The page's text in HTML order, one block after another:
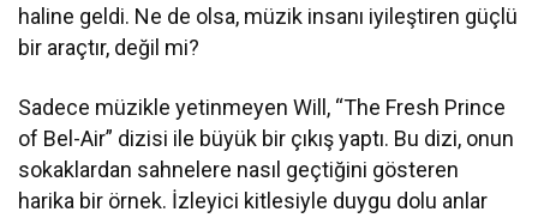
haline geldi. Ne de olsa, müzik insanı iyileştiren güçlü
bir araçtır, değil mi?
Sadece müzikle yetinmeyen Will, “The Fresh Prince
of Bel-Air” dizisi ile büyük bir çıkış yaptı. Bu dizi, onun
sokaklardan sahnelere nasıl geçtiğini gösteren
harika bir örnek. İzleyici kitlesiyle duygu dolu anlar